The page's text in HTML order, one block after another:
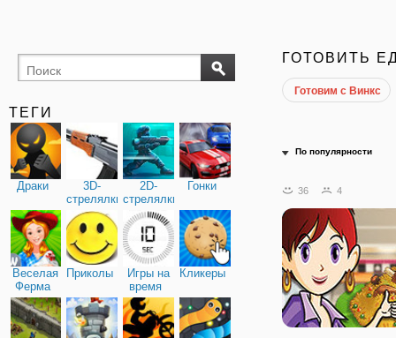
ТЕГИ
Драки
3D-
стрелялки
2D-
стрелялки
Гонки
Веселая
Ферма
Приколы
Игры на
время
Кликеры
ГОТОВИТЬ
Готовим с Винкс
По популярности
36 4